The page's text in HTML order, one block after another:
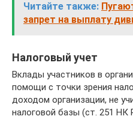
Читайте также:
запрет на выплату
Налоговый учет
Вклады участников в
помощи с точки зрения
доходом организации, не
налоговой базы (ст. 251 НК